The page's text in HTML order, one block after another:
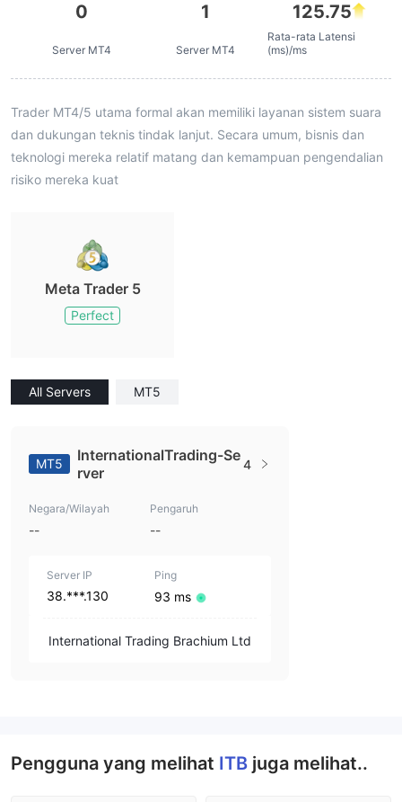
0
Server MT4
1
Server MT4
125.75
Rata-rata Latensi
(ms)/ms
Trader MT4/5 utama formal akan memiliki layanan sistem suara
dan dukungan teknis tindak lanjut. Secara umum, bisnis dan
teknologi mereka relatif matang dan kemampuan pengendalian
risiko mereka kuat
Meta Trader 5
Perfect
All Servers MT5
MT5
InternationalTrading-Se
rver
4
Negara/Wilayah
--
Pengaruh
--
Server IP
38.***.130
Ping
93 ms
International Trading Brachium Ltd
Pengguna yang melihat ITB juga melihat..